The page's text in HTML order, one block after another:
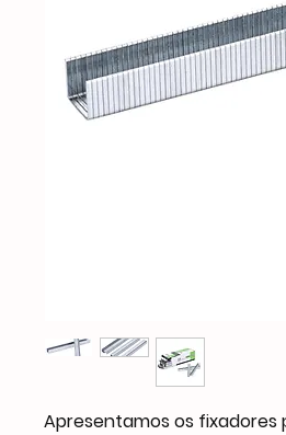
Apresentamos os